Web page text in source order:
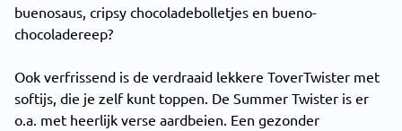
buenosaus, cripsy chocoladebolletjes en bueno-
chocoladereep?
Ook verfrissend is de verdraaid lekkere ToverTwister met
softijs, die je zelf kunt toppen. De Summer Twister is er
o.a. met heerlijk verse aardbeien. Een gezonder